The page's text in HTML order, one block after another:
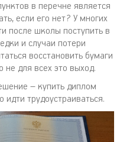
в перечне является
если его нет? У многих
после школы поступить в
и случаи потери
восстановить бумаги
не для всех это выход.
– купить диплом
трудоустраиваться.